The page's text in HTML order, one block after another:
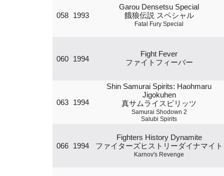
058 1993
Garou Densetsu Special
餓狼伝説 スペシャル
Fatal Fury Special
060 1994
Fight Fever
ファイトフィーバー
063 1994
Shin Samurai Spirits: Haohmaru
Jigokuhen
真サムライスピリッツ
Samurai Shodown 2
Salubi Spirits
066 1994
Fighters History Dynamite
ファイターズヒストリーダイナマイト
Karnov's Revenge